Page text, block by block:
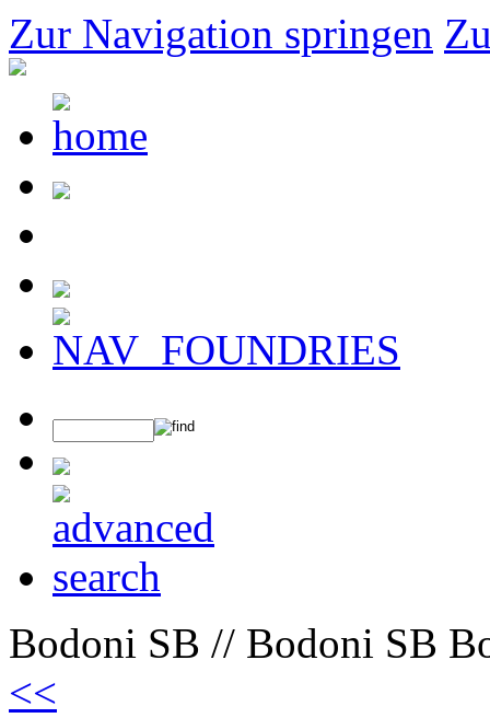
Zur Navigation springen
Bodoni SB // Bodoni SB
<<